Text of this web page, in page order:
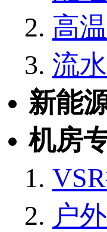
高
流
新能
机房
户